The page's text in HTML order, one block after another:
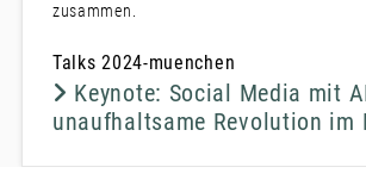
zusammen.
Talks 2024-muenchen
Keynote: Social Media mit
unaufhaltsame Revolution im